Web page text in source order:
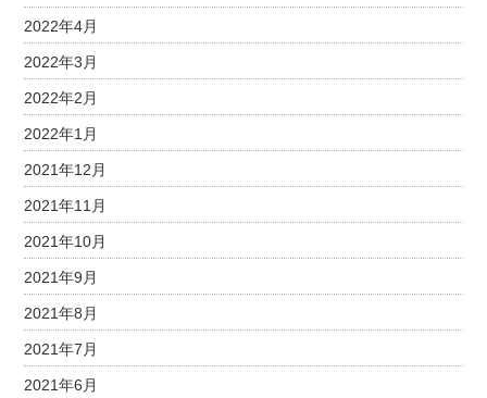
2022年4月
2022年3月
2022年2月
2022年1月
2021年12月
2021年11月
2021年10月
2021年9月
2021年8月
2021年7月
2021年6月